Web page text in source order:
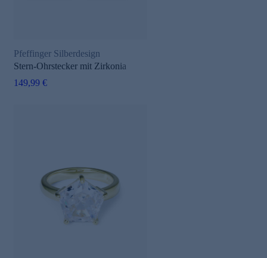
Pfeffinger Silberdesign
Stern-Ohrstecker mit Zirkonia
149,99 €